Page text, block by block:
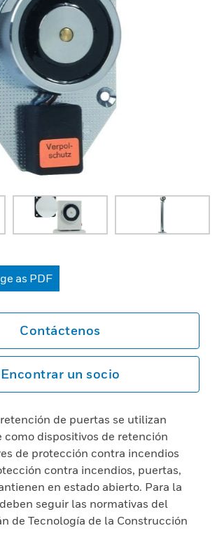
as PDF
Contáctenos
Encontrar un socio
de puertas se utilizan
dispositivos de retención
de protección contra incendios
contra incendios, puertas,
en estado abierto. Para la
seguir las normativas del
de Tecnología de la Construcción